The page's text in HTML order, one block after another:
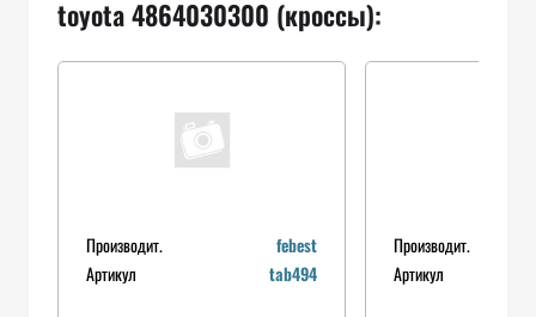
toyota 4864030300 (кроссы):
Производит.
febest
Артикул
tab494
Производит.
Артикул